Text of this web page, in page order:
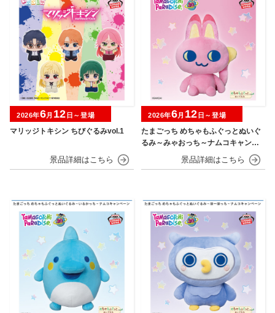
マリッジトキシン ちびぐるみvol.1
2026年6月 12 日～登場
たまごっち めちゃもふぐっとぬいぐ
るみ～みゃおっち～ナムコキャンペ
2026年6月 12 日～登場